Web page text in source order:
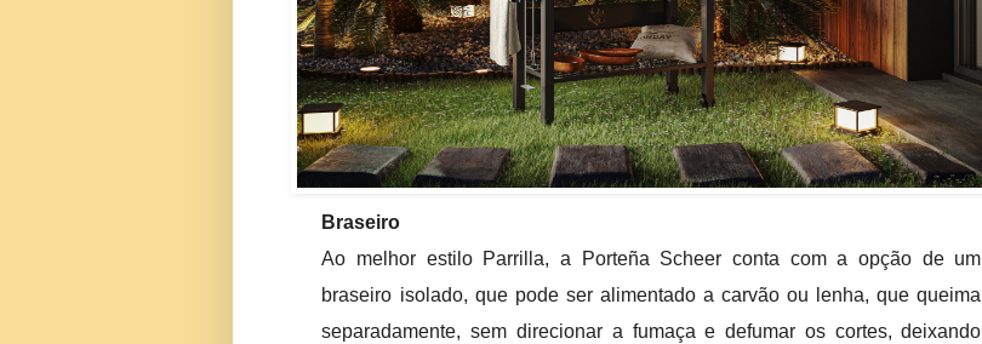
Braseiro
Ao melhor estilo Parrilla, a Porteña Scheer conta com a opção de um
braseiro isolado, que pode ser alimentado a carvão ou lenha, que queima
separadamente, sem direcionar a fumaça e defumar os cortes, deixando